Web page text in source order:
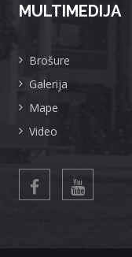
MULTIMEDIJA
Brošure
Galerija
Mape
Video